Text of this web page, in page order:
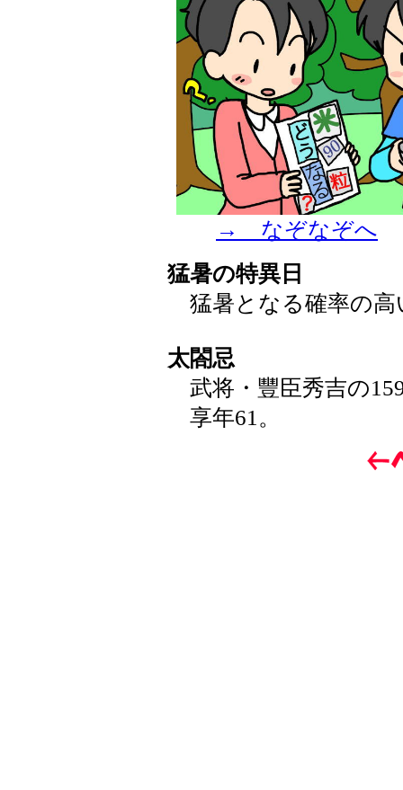
→ なぞなぞへ
猛暑の特異日
猛暑となる確率の高
太閤忌
武将・豐臣秀吉の
享年61。